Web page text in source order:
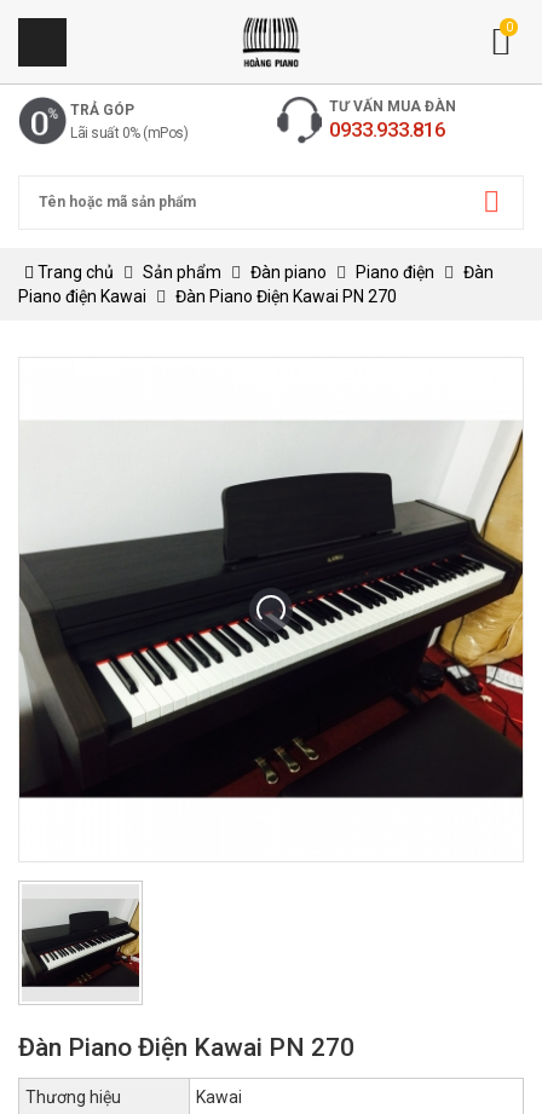
0
TRẢ GÓP
Lãi suất 0% (mPos)
TƯ VẤN MUA ĐÀN
0933.933.816
Trang chủ Sản phẩm Đàn piano Piano điện
Đàn
Piano điện Kawai
Đàn Piano Điện Kawai PN 270
Đàn Piano Điện Kawai PN 270
Thương hiệu
Kawai